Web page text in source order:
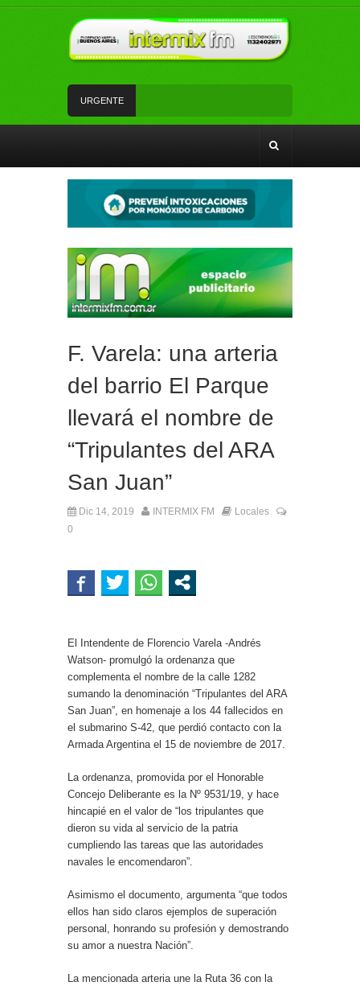
URGENTE
hombre investigado por amenazar a Javier Milei
en redes sociales
Kicillof y Cascallares inauguraron un Centro
escrituras a vecinos de Alte Brown
Los Amaya, una familia con el boxeo en la sangre
Avanza la construcción de nuevas colectoras
sobre la Ruta 4 en Almirante Brown
F. Varela: una arteria
del barrio El Parque
llevará el nombre de
“Tripulantes del ARA
San Juan”
Dic 14, 2019 INTERMIX FM
Locales
0
El Intendente de Florencio Varela -Andrés
Watson- promulgó la ordenanza que
complementa el nombre de la calle 1282
sumando la denominación “Tripulantes del ARA
San Juan”, en homenaje a los 44 fallecidos en
el submarino S-42, que perdió contacto con la
Armada Argentina el 15 de noviembre de 2017.
La ordenanza, promovida por el Honorable
Concejo Deliberante es la Nº 9531/19, y hace
hincapié en el valor de “los tripulantes que
dieron su vida al servicio de la patria
cumpliendo las tareas que las autoridades
navales le encomendaron”.
Asimismo el documento, argumenta “que todos
ellos han sido claros ejemplos de superación
personal, honrando su profesión y demostrando
su amor a nuestra Nación”.
La mencionada arteria une la Ruta 36 con la